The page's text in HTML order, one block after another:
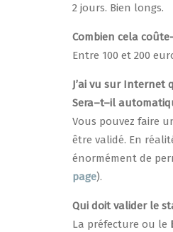
2 jours. Bien longs.
Combien cela
Entre 100 et 200
J’ai vu sur Internet
Sera–t–il
Vous pouvez faire
être validé. En
énormément de
page).
Qui doit valider le
La préfecture ou le